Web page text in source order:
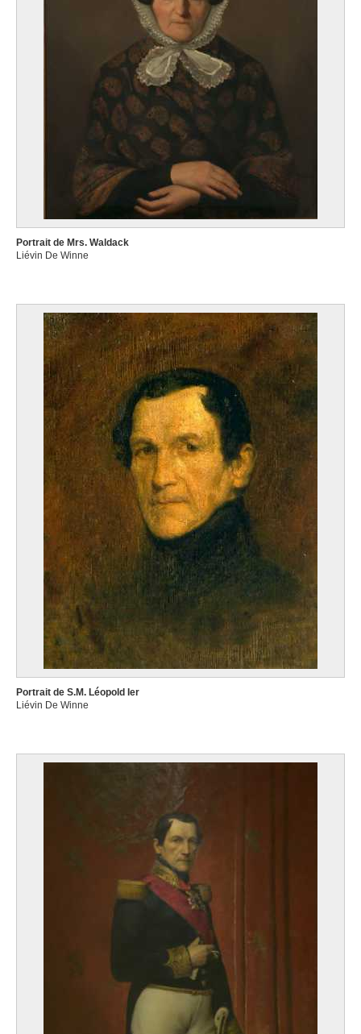
Portrait de Mrs. Waldack
Liévin De Winne
Portrait de S.M. Léopold Ier
Liévin De Winne